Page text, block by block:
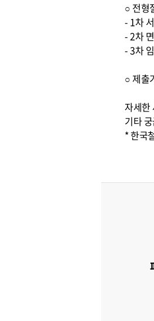
○ 전형
- 1차
- 2차
- 3차
○ 제출
자세한
기타
* 한국